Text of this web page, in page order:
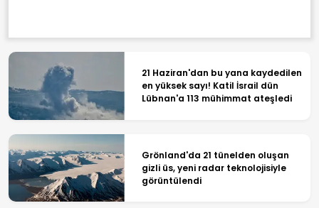
21 Haziran'dan bu yana kaydedilen
en yüksek sayı! Katil İsrail dün
Lübnan'a 113 mühimmat ateşledi
Grönland'da 21 tünelden oluşan
gizli üs, yeni radar teknolojisiyle
görüntülendi